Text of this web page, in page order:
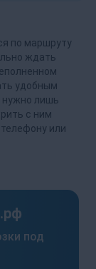
по маршруту
ждать
удобным
нужно лишь
с ним
или
под